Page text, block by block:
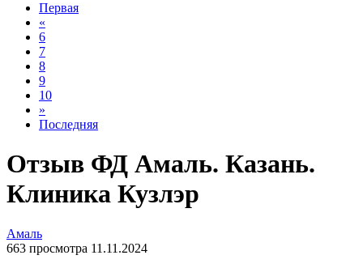
Первая
«
6
7
8
9
10
»
Последняя
Отзыв ФД Амаль. Казань.
Клиника Кузлэр
Амаль
663 просмотра 11.11.2024